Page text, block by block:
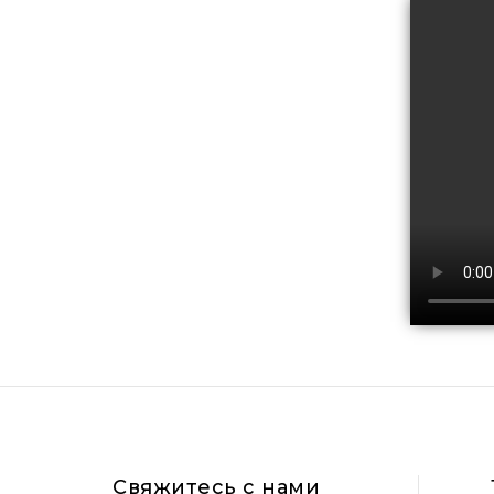
Свяжитесь с нами